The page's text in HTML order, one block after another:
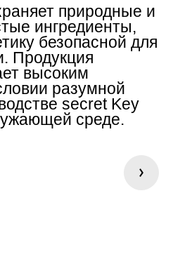
природные и
ингредиенты,
безопасной для
Продукция
высоким
разумной
secret Key
среде.